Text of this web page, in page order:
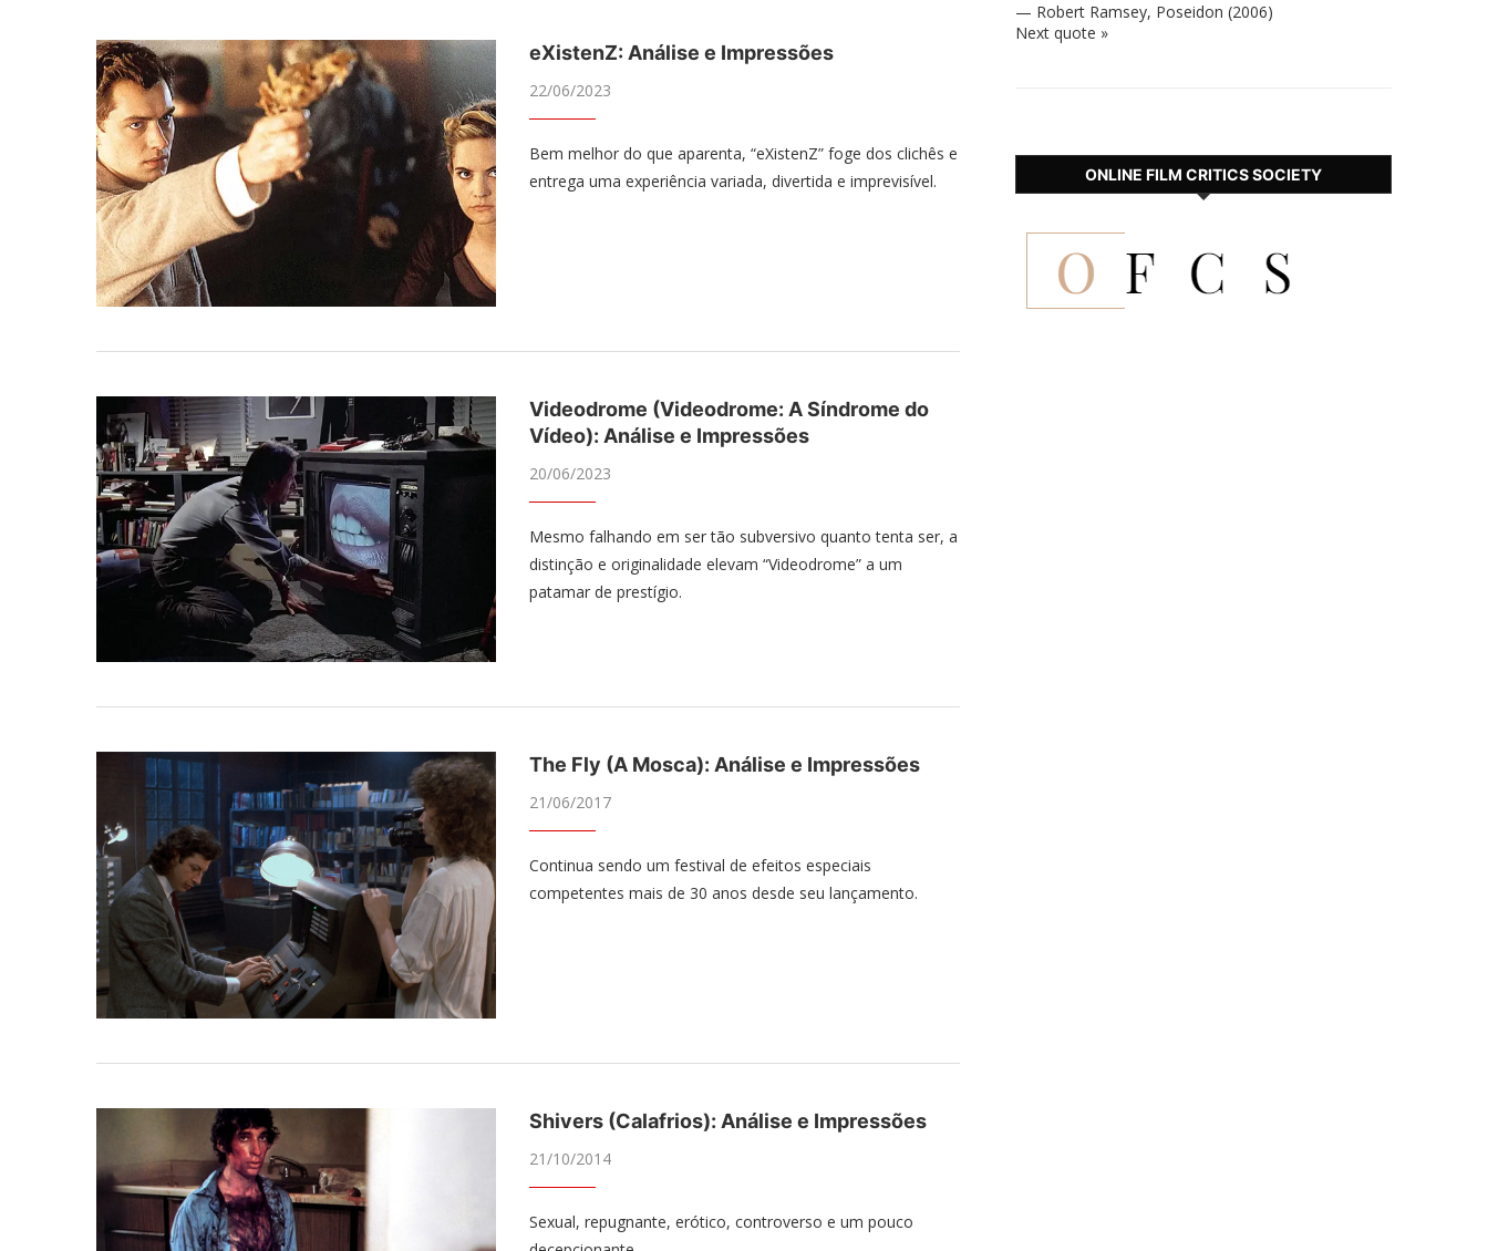
eXistenZ: Análise e Impressões
22/06/2023
Bem melhor do que aparenta, “eXistenZ” foge dos clichês e
entrega uma experiência variada, divertida e imprevisível.
Videodrome (Videodrome: A Síndrome do
Vídeo): Análise e Impressões
20/06/2023
Mesmo falhando em ser tão subversivo quanto tenta ser, a
distinção e originalidade elevam “Videodrome” a um
patamar de prestígio.
The Fly (A Mosca): Análise e Impressões
21/06/2017
Continua sendo um festival de efeitos especiais
competentes mais de 30 anos desde seu lançamento.
Shivers (Calafrios): Análise e Impressões
21/10/2014
Sexual, repugnante, erótico, controverso e um pouco
— Robert Ramsey, Poseidon (2006)
Next quote »
ONLINE FILM CRITICS SOCIETY